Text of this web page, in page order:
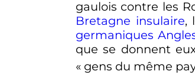
gaulois contre les
Bretagne insulaire,
germaniques
que se donnent
« gens du même